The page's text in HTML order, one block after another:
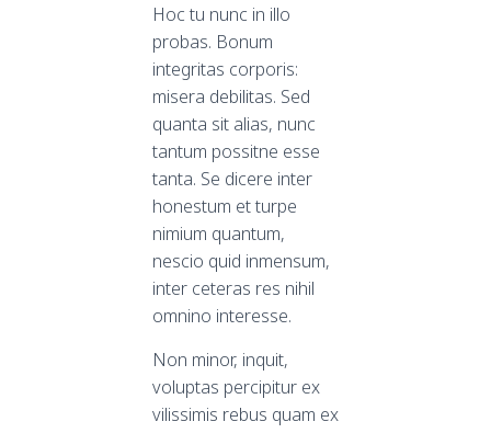
Hoc tu nunc in illo
probas. Bonum
integritas corporis:
misera debilitas. Sed
quanta sit alias, nunc
tantum possitne esse
tanta. Se dicere inter
honestum et turpe
nimium quantum,
nescio quid inmensum,
inter ceteras res nihil
omnino interesse.
Non minor, inquit,
voluptas percipitur ex
vilissimis rebus quam ex